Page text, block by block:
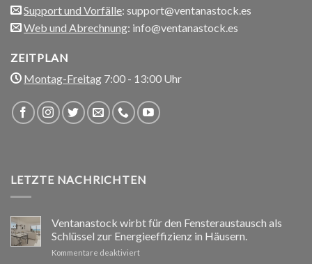
Support und Vorfälle: support@ventanastock.es
Web und Abrechnung: info@ventanastock.es
ZEITPLAN
Montag-Freitag 7:00 - 13:00 Uhr
LETZTE NACHRICHTEN
Ventanastock wirbt für den Fensteraustausch als
Schlüssel zur Energieeffizienz in Häusern.
Kommentare deaktiviertfür